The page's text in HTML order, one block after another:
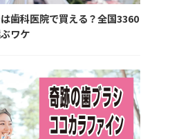
歯科医院で買える？全国3360
ワケ